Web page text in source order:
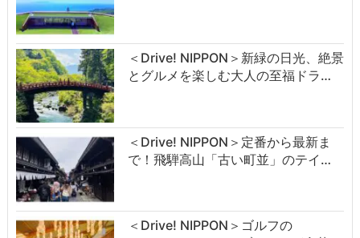
＜Drive! NIPPON＞新緑の日光、絶景
とグルメを楽しむ大人の至福ドラ…
＜Drive! NIPPON＞定番から最新ま
で！飛騨高山「古い町並」のテイ…
＜Drive! NIPPON＞ゴルフの